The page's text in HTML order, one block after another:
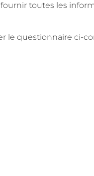
toutes les
le questionnaire ci-